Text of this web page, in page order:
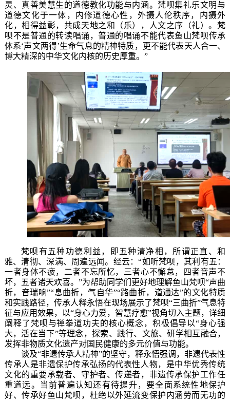
灵、真善美慧生的道德教化功能与内涵。梵呗集礼乐文明与
道德文化于一体，内修道德心性，外摄人伦秩序，内摄外
化，相得益彰，共成天地之和（乐），人文之序（礼）。梵
呗不是普通的转读唱诵，普通的唱诵不能代表鱼山梵呗传承
体系‘声文两得’生命气息的精神特质， 更不能代表天人合一、
博大精深的中华文化内核的历史厚重。 ”
梵呗有 五种功德利 益 ，即 五种清净相， 所谓正直、和
雅、清彻、深满、周遍远闻。 经云：“如听梵呗，其利有五：
一者身体不疲，二者不忘所忆，三者心不懈怠，四者音声不
坏，五者诸天欢喜。”为帮助同学们更好地理解鱼山梵呗“声曲
折，音瑞响”“息曲折，气自华”“路曲折，道通达”的文化特质
和实践路径， 传承人释永悟在现场展示了梵呗“三曲折”气息特
征与应用效果，以“身心力爱，智慧疗愈”视角切入主题，详细
阐释了梵呗与禅拳道功夫的核心概念，积极倡导以“身心强
大，活在当下”等理念，探索、践行、文旅、研学相互融合，
发挥非物质文化遗产对国民健康的多元价值与功能。
谈及“非遗传承人精神”的坚守，释永悟强调，非遗代表性
传承人是非遗保护传承弘扬的代表性人物，是中华优秀传统
文化的重要承载者、守护者、传递者， 非遗传承保护工作任
重道远。当前普遍认知还有待提升，要全面系统性地保护
好、传承好鱼山梵呗，杜绝以外延流变保护内涵劳而无功的